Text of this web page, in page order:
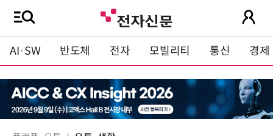
AI·SW 반도체 전자 모빌리티 통신 경제